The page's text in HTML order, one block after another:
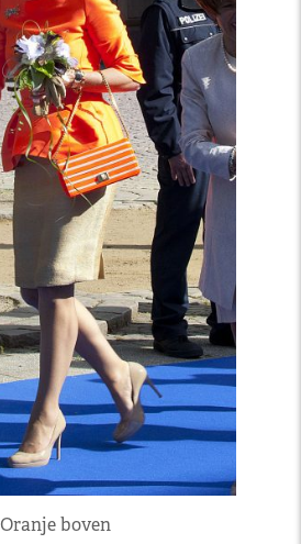
Oranje boven